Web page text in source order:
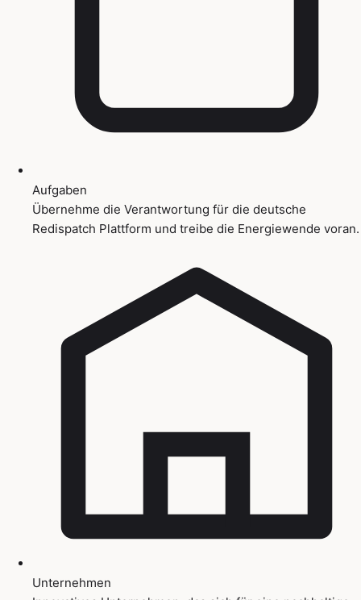
Aufgaben
Übernehme die Verantwortung für die deutsche
Redispatch Plattform und treibe die Energiewende voran.
Unternehmen